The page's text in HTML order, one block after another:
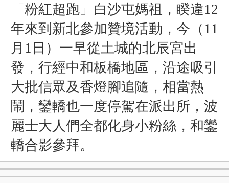
「粉紅超跑」白沙屯媽祖，睽違12
年來到新北參加贊境活動，今（11
月1日）一早從土城的北辰宮出
發，行經中和板橋地區，沿途吸引
大批信眾及香燈腳追隨，相當熱
鬧，鑾轎也一度停駕在派出所，波
麗士大人們全都化身小粉絲，和鑾
轎合影參拜。